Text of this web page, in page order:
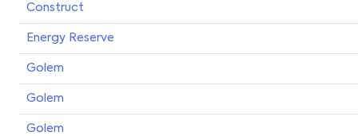
Construct
Energy Reserve
Golem
Golem
Golem